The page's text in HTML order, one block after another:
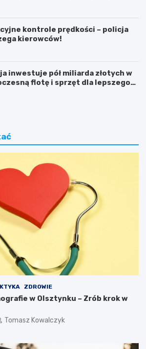
kontrole prędkości – policja
kierowców!
inwestuje pół miliarda złotych w
flotę i sprzęt dla lepszego
ZDROWIE
w Olsztynku – Zrób krok w
Tomasz Kowalczyk